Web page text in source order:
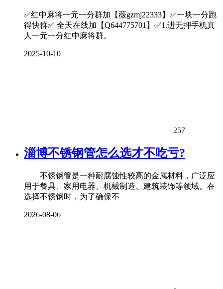
✅红中麻将一元一分群加【薇gzmj22333】✅一块一分跑
得快群✅ 全天在线加【Q644775701】✅1.进无押手机真
人一元一分红中麻将群。
2025-10-10
257
淄博不锈钢管怎么选才不吃亏?
不锈钢管是一种耐腐蚀性较高的金属材料，广泛应
用于餐具、家用电器、机械制造、建筑装饰等领域。在
选择不锈钢时，为了确保不
2026-08-06